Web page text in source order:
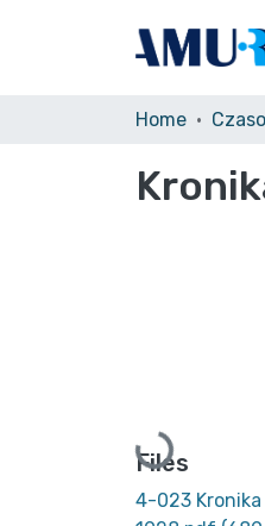
Home
Loading...
Files
4-023 Kronika